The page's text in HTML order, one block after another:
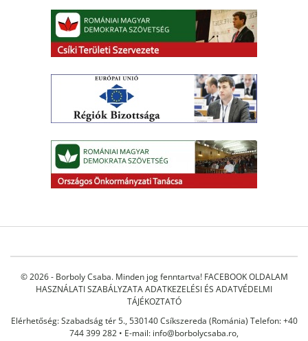
© 2026 - Borboly Csaba. Minden jog fenntartva! FACEBOOK OLDALAM
HASZNÁLATI SZABÁLYZATAADATKEZELÉSI ÉS ADATVÉDELMI
TÁJÉKOZTATÓ
Elérhetőség: Szabadság tér 5., 530140 Csíkszereda (Románia) Telefon: +40
744 399 282 • E-mail: info@borbolycsaba.ro,